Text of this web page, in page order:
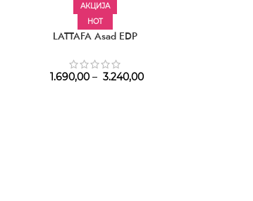
АКЦИЈА
HOT
LATTAFA Asad EDP
1.690,00 – 3.240,00